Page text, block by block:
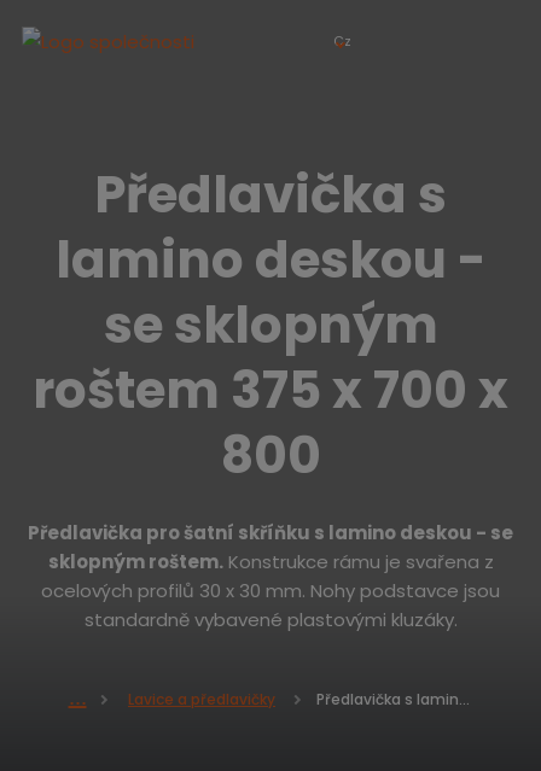
Cz
Předlavička s
lamino deskou -
se sklopným
roštem 375 x 700 x
800
Předlavička pro šatní skříňku s lamino deskou - se
sklopným roštem.Konstrukce rámu je svařena z
ocelových profilů 30 x 30 mm. Nohy podstavce jsou
standardně vybavené plastovými kluzáky.
Lavice a předlavičky Předlavička s lamino deskou - se sklopným roštem 375 x 700 x 800